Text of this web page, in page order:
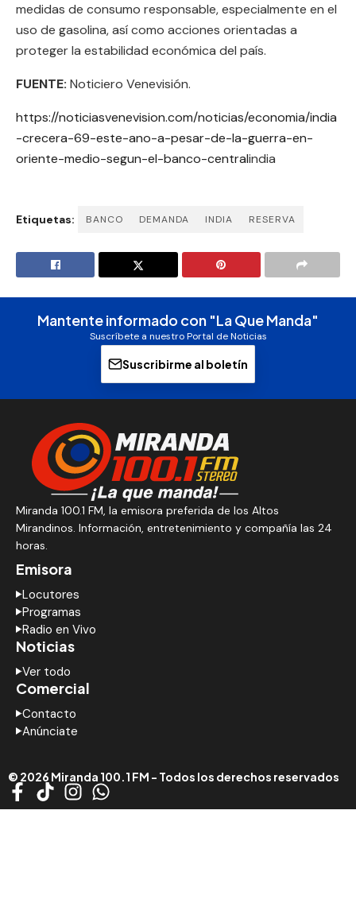
medidas de consumo responsable, especialmente en el
uso de gasolina, así como acciones orientadas a
proteger la estabilidad económica del país.
FUENTE: Noticiero Venevisión.
https://noticiasvenevision.com/noticias/economia/india
-crecera-69-este-ano-a-pesar-de-la-guerra-en-
oriente-medio-segun-el-banco-centralindia
Etiquetas: BANCO DEMANDA INDIA RESERVA
Mantente informado con "La Que Manda"
Suscríbete a nuestro Portal de Noticias
Suscribirme al boletín
Miranda 100.1 FM, la emisora preferida de los Altos
Mirandinos. Información, entretenimiento y compañía las 24
horas.
Emisora
Locutores
Programas
Radio en Vivo
Noticias
Ver todo
Comercial
Contacto
Anúnciate
© 2026 Miranda 100.1 FM - Todos los derechos reservados